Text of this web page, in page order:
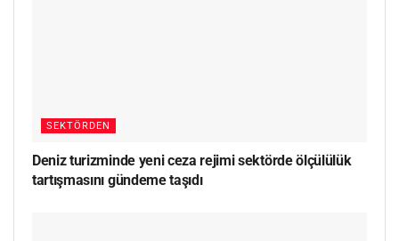
SEKTÖRDEN
Deniz turizminde yeni ceza rejimi sektörde ölçülülük
tartışmasını gündeme taşıdı